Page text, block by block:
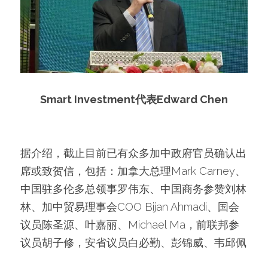
Smart Investment代表Edward Chen
据介绍，截止目前已有众多加中政府官员确认出
席或致贺信，包括：加拿大总理Mark Carney、
中国驻多伦多总领事罗伟东、中国商务参赞刘林
林、加中贸易理事会COO Bijan Ahmadi、国会
议员陈圣源、叶嘉丽、Michael Ma，前联邦参
议员胡子修，安省议员白必勤、彭锦威、韦邱佩